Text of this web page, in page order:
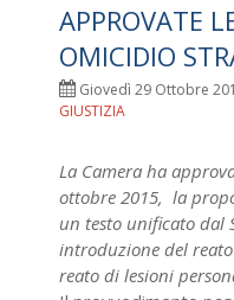
APPROVATE
OMICIDIO
Giovedì 29 Ottobre
GIUSTIZIA
La Camera ha
ottobre 2015, la
un testo unificato dal
introduzione del
reato di lesioni